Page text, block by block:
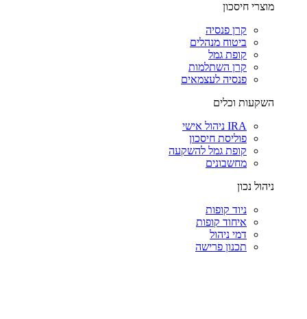
מוצרי חיסכון
קרן פנסיה
ביטוח מנהלים
קופת גמל
קרן השתלמות
פנסיה לעצמאים
השקעות וכלים
IRA ניהול אישי
פוליסת חיסכון
קופת גמל להשקעה
מחשבונים
ניהול נכון
ניוד קופות
איחוד קופות
דמי ניהול
תכנון פרישה